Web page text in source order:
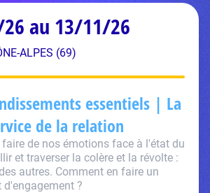
au 13/11/26
ALPES (69)
essentiels | La
de la relation
faire de nos émotions face à l'état du
et traverser la colère et la révolte :
autres. Comment en faire un
d'engagement ?